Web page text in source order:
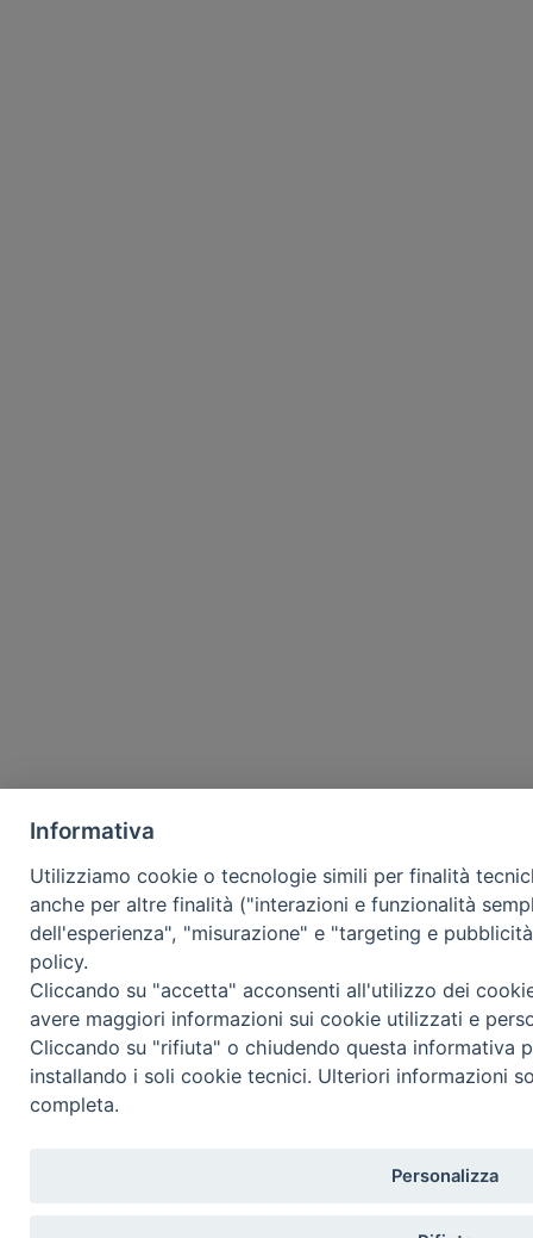
Informativa
Utilizziamo cookie o tecnologie simili per finalità
anche per altre finalità ("interazioni e funzionalità
dell'esperienza", "misurazione" e "targeting e
policy.
Cliccando su "accetta" acconsenti all'utilizzo dei
avere maggiori informazioni sui cookie utilizzati e
Cliccando su "rifiuta" o chiudendo questa informativa
installando i soli cookie tecnici. Ulteriori informazioni
completa.
Personalizza